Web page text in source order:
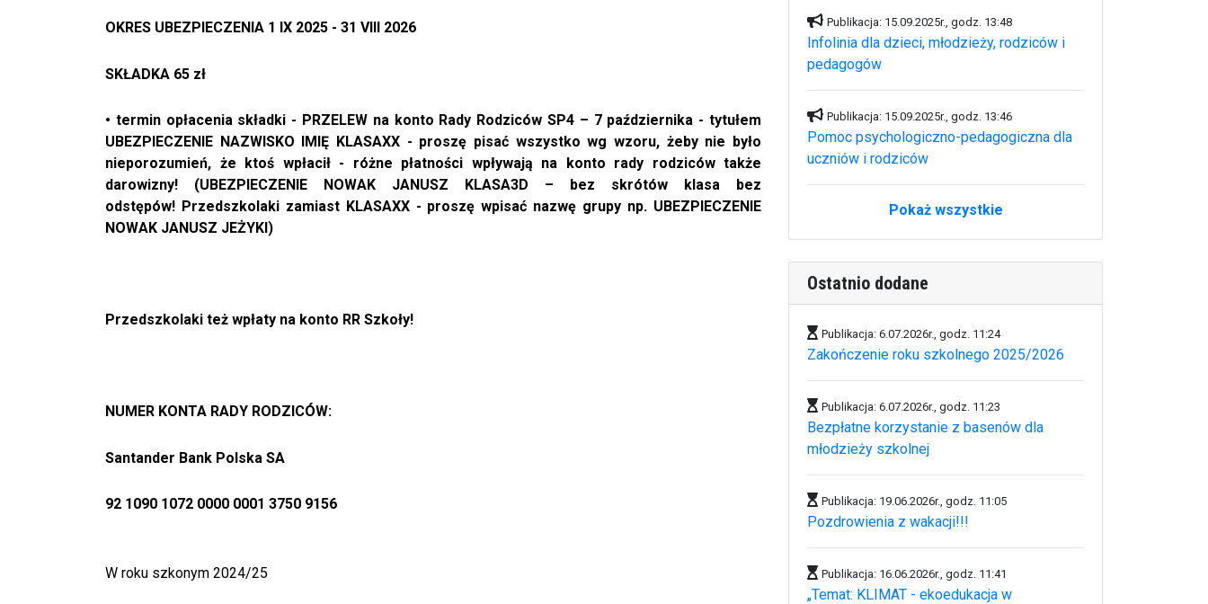
OKRES UBEZPIECZENIA 1 IX 2025 - 31 VIII 2026
SKŁADKA 65 zł
• termin opłacenia składki - PRZELEW na konto Rady Rodziców SP4 – 7 października - tytułem
UBEZPIECZENIE NAZWISKO IMIĘ KLASAXX - proszę pisać wszystko wg wzoru, żeby nie było
nieporozumień, że ktoś wpłacił - różne płatności wpływają na konto rady rodziców także
darowizny! (UBEZPIECZENIE NOWAK JANUSZ KLASA3D – bez skrótów klasa bez
odstępów! Przedszkolaki zamiast KLASAXX - proszę wpisać nazwę grupy np. UBEZPIECZENIE
NOWAK JANUSZ JEŻYKI)
Przedszkolaki też wpłaty na konto RR Szkoły!
NUMER KONTA RADY RODZICÓW:
Santander Bank Polska SA
92 1090 1072 0000 0001 3750 9156
W roku szkonym 2024/25
Publikacja: 15.09.2025r., godz. 13:48
Infolinia dla dzieci, młodzieży, rodziców i
pedagogów
Publikacja: 15.09.2025r., godz. 13:46
Pomoc psychologiczno-pedagogiczna dla
uczniów i rodziców
Pokaż wszystkie
Ostatnio dodane
Publikacja: 6.07.2026r., godz. 11:24
Zakończenie roku szkolnego 2025/2026
Publikacja: 6.07.2026r., godz. 11:23
Bezpłatne korzystanie z basenów dla
młodzieży szkolnej
Publikacja: 19.06.2026r., godz. 11:05
Pozdrowienia z wakacji!!!
Publikacja: 16.06.2026r., godz. 11:41
„Temat: KLIMAT - ekoedukacja w